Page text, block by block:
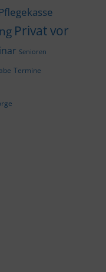
Pflegekasse
Privat vor
Senioren
Termine